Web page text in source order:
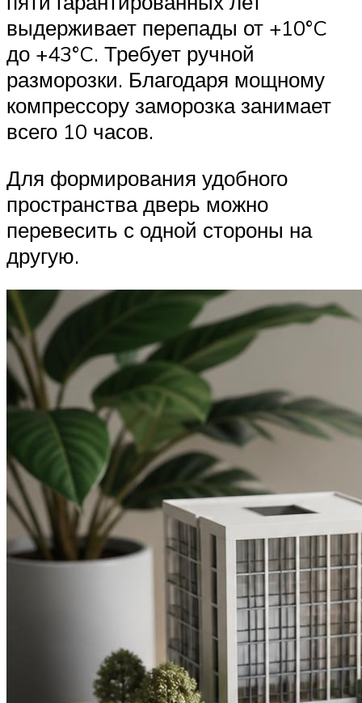
выдерживает перепады от +10°C
до +43°C. Требует ручной
разморозки. Благодаря мощному
компрессору заморозка занимает
всего 10 часов.
Для формирования удобного
пространства дверь можно
перевесить с одной стороны на
другую.